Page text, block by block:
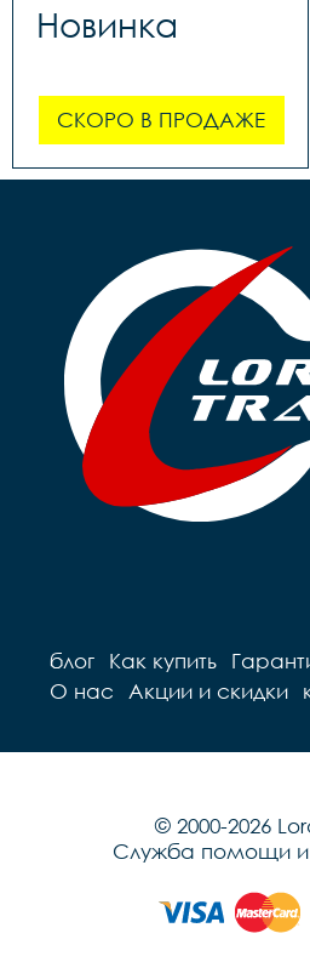
Новинка
СКОРО В ПРОДАЖЕ
блог Как купить
О нас
Акции и скидки
© 2000-2026
Служба помощи и